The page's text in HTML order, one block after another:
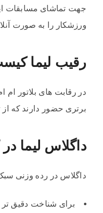
جهت تماشای مسابقات
ورزشکار را به صورت
رقیب لیما
در رقابت های بلاتور
برتری حضور دارند که از
داگلاس لیما
داگلاس در رده وزنی سبک وزن
برای شناخت دقیق تر